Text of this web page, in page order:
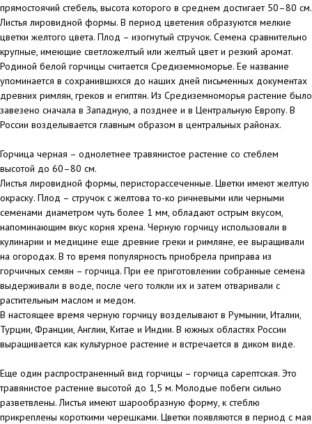
прямостоячий стебель, высота которого в среднем достигает 50–80 см.
Листья лировидной формы. В период цветения образуются мелкие
цветки желтого цвета. Плод – изогнутый стручок. Семена сравнительно
крупные, имеющие светложелтый или желтый цвет и резкий аромат.
Родиной белой горчицы считается Средиземноморье. Ее название
упоминается в сохранившихся до наших дней письменных документах
древних римлян, греков и египтян. Из Средиземноморья растение было
завезено сначала в Западную, а позднее и в Центральную Европу. В
России возделывается главным образом в центральных районах.
Горчица черная – однолетнее травянистое растение со стеблем
высотой до 60–80 см.
Листья лировидной формы, перисторассеченные. Цветки имеют желтую
окраску. Плод – стручок с желтова то-ко ричневыми или черными
семенами диаметром чуть более 1 мм, обладают острым вкусом,
напоминающим вкус корня хрена. Черную горчицу использовали в
кулинарии и медицине еще древние греки и римляне, ее выращивали
на огородах. В то время популярность приобрела приправа из
горчичных семян – горчица. При ее приготовлении собранные семена
выдерживали в воде, после чего толкли их и затем отваривали с
растительным маслом и медом.
В настоящее время черную горчицу возделывают в Румынии, Италии,
Турции, Франции, Англии, Китае и Индии. В южных областях России
выращивается как культурное растение и встречается в диком виде.
Еще один распространенный вид горчицы – горчица сарептская. Это
травянистое растение высотой до 1,5 м. Молодые побеги сильно
разветвлены. Листья имеют шарообразную форму, к стеблю
прикреплены короткими черешками. Цветки появляются в период с мая